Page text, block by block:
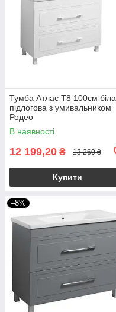
Тумба Атлас Т8 100см біла
підлогова з умивальником
Родео
В наявності
12 199,20 ₴ 13 260 ₴
Купити
–8%